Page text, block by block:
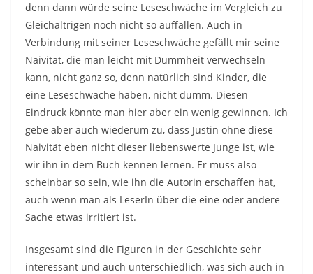
denn dann würde seine Leseschwäche im Vergleich zu
Gleichaltrigen noch nicht so auffallen. Auch in
Verbindung mit seiner Leseschwäche gefällt mir seine
Naivität, die man leicht mit Dummheit verwechseln
kann, nicht ganz so, denn natürlich sind Kinder, die
eine Leseschwäche haben, nicht dumm. Diesen
Eindruck könnte man hier aber ein wenig gewinnen. Ich
gebe aber auch wiederum zu, dass Justin ohne diese
Naivität eben nicht dieser liebenswerte Junge ist, wie
wir ihn in dem Buch kennen lernen. Er muss also
scheinbar so sein, wie ihn die Autorin erschaffen hat,
auch wenn man als LeserIn über die eine oder andere
Sache etwas irritiert ist.
Insgesamt sind die Figuren in der Geschichte sehr
interessant und auch unterschiedlich, was sich auch in